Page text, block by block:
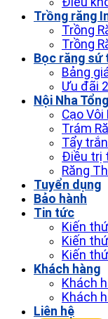
Trồng răng
Trồng
Trồng
Bọc răng sứ
Bảng
Ưu đãi
Nội Nha
Cạo Vôi
Trám
Tẩy
Điều trị
Răng
Tuyển dụng
Bảo hành
Tin tức
Kiến
Kiến
Kiến
Khách hàng
Khách
Khách
Liên hệ